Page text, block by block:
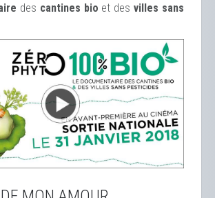
des cantines bio et desvilles sans